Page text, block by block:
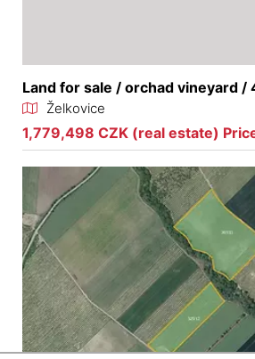
Land for sale / orchad vineyard /
Želkovice
1,779,498 CZK (real estate)